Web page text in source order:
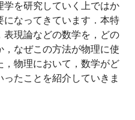
学を研究していく上ではか
なってきています．本特
現論などの数学を，どの
なぜこの方法が物理に使
物理において，数学がど
たことを紹介していきま